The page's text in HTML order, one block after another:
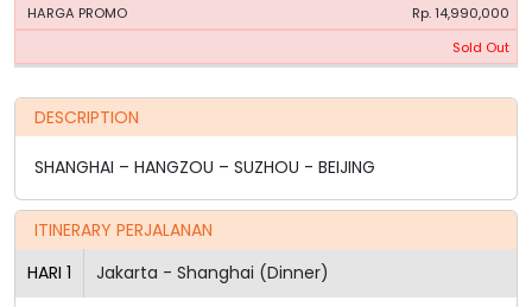
Rp. 14,990,000
Sold Out
DESCRIPTION
SHANGHAI – HANGZOU – SUZHOU - BEIJING
ITINERARY PERJALANAN
HARI 1 Jakarta - Shanghai (Dinner)